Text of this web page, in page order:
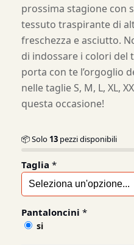
prossima stagione con
tessuto traspirante di
freschezza e asciutto.
di indossare i colori del
porta con te l’orgoglio
nelle taglie S, M, L, XL,
questa occasione!
📦 Solo 13 pezzi disponibili
Taglia *
Pantaloncini *
si